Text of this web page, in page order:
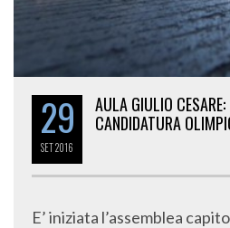
29
SET2016
AULA GIULIO
CANDIDATURA
E’ iniziata l’assemblea